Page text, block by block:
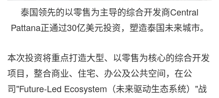
泰国领先的以零售为主导的综合开发商Central
Pattana正通过30亿美元投资，塑造泰国未来城市。
本次投资将重点打造大型、以零售为核心的综合开发
项目，整合商业、住宅、办公及公共空间，在公
司"Future-Led Ecosystem（未来驱动生态系统）"战